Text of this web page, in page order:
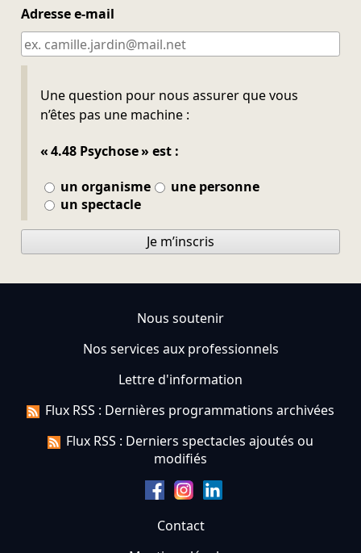
Adresse e-mail
Une question pour nous assurer que vous
n’êtes pas une machine :
« 4.48 Psychose » est :
un organisme
une personne
un spectacle
Ne pas remplir
Je m’inscris
Nous soutenir
Nos services aux professionnels
Lettre d'information
Flux RSS : Dernières programmations archivées
Flux RSS : Derniers spectacles ajoutés ou
modifiés
Contact